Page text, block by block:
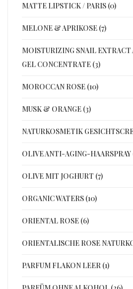
MATTE LIPSTICK / PARIS (0)
MELONE & APRIKOSE (7)
MOISTURIZING SNAIL EXTRACT
GEL CONCENTRATE (3)
MOROCCAN ROSE (10)
MUSK & ORANGE (3)
NATURKOSMETIK
OLIVE ANTI-AGING-HAARSPRAY
OLIVE MIT JOGHURT (7)
ORGANIC WATERS (10)
ORIENTAL ROSE (6)
ORIENTALISCHE ROSE
PARFUM FLAKON LEER (1)